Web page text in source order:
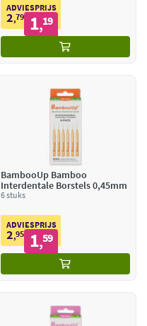
ADVIESPRIJS
2,79 1,19
BambooUp Bamboo
Interdentale Borstels 0,45mm
6 stuks
ADVIESPRIJS
2,95 1,59